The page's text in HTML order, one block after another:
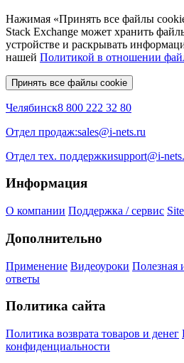
Нажимая «Принять все файлы
Stack Exchange может хранить
устройстве и раскрывать
нашей Политикой в отношении
Принять все файлы cookie
Челябинск8 800 222 32 80
Отдел продаж:sales@i-nets.ru
Отдел тех. поддержкиsupport@i-
Информация
О компании Поддержка / сервис
Дополнительно
Применение Видеоуроки Полезная
ответы
Политика сайта
Политика возврата товаров и денег
конфиденциальности